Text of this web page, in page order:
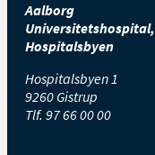
Aalborg
Universitetshospital,
Hospitalsbyen
Hospitalsbyen 1
9260 Gistrup
Tlf. 97 66 00 00